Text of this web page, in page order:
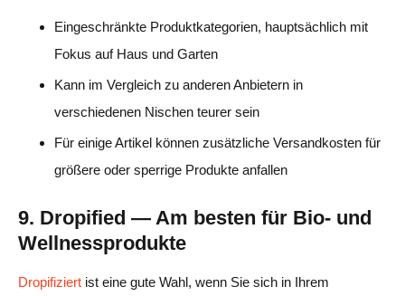
Eingeschränkte Produktkategorien, hauptsächlich mit
Fokus auf Haus und Garten
Kann im Vergleich zu anderen Anbietern in
verschiedenen Nischen teurer sein
Für einige Artikel können zusätzliche Versandkosten für
größere oder sperrige Produkte anfallen
9. Dropified — Am besten für Bio- und
Wellnessprodukte
Dropifiziert ist eine gute Wahl, wenn Sie sich in Ihrem